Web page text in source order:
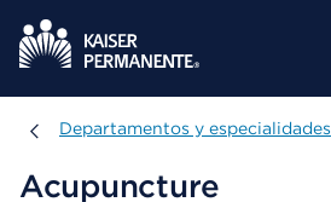
Departamentos y especialidades
Departamentos y especialidades
Acupuncture